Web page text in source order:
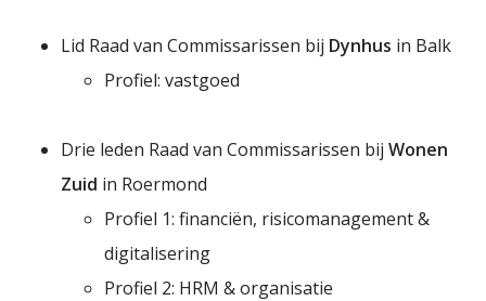
Lid Raad van Commissarissen bij Dynhus in Balk
Profiel: vastgoed
Drie leden Raad van Commissarissen bij Wonen
Zuid in Roermond
Profiel 1: financiën, risicomanagement &
digitalisering
Profiel 2: HRM & organisatie